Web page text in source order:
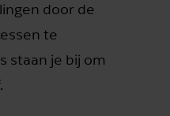
door de
te
staan je bij om